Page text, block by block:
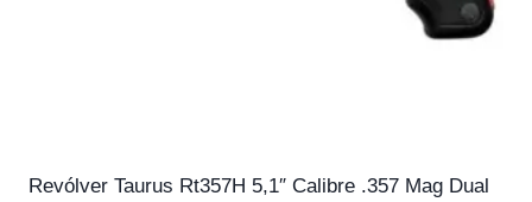
Revólver Taurus Rt357H 5,1″ Calibre .357 Mag Dual